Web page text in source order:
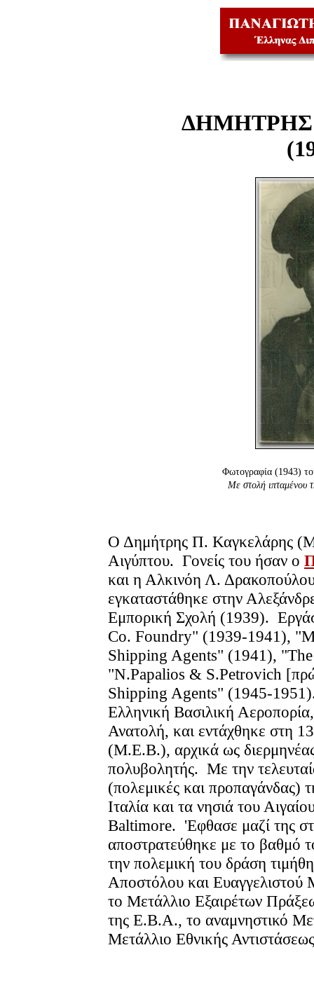
Φωτογραφία (1943)
Με στολή ιπταμένου
Ο Δημήτρης Π. Καγκελάρης
Αιγύπτου. Γονείς του ήσαν ο
και η Αλκινόη Λ.
εγκαταστάθηκε στην
Εμπορική Σχολή (1939).
Co. Foundry" (1939-1941),
Shipping Agents" (1941),
"N.Papalios & S.Petrovich
Shipping Agents" (1945-
Ελληνική Βασιλική
Ανατολή, και εντάχθηκε στη
(Μ.Ε.Β.), αρχικά ως
πολυβολητής. Με την τελευταία
(πολεμικές και προπαγάνδας)
Ιταλία και τα νησιά του
Baltimore. 'Εφθασε μαζί της
αποστρατεύθηκε με το βαθμό
την πολεμική του δράση
Αποστόλου και Ευαγγελιστού
το Μετάλλιο Εξαιρέτων
της Ε.Β.Α., το αναμνηστικό
Μετάλλιο Εθνικής